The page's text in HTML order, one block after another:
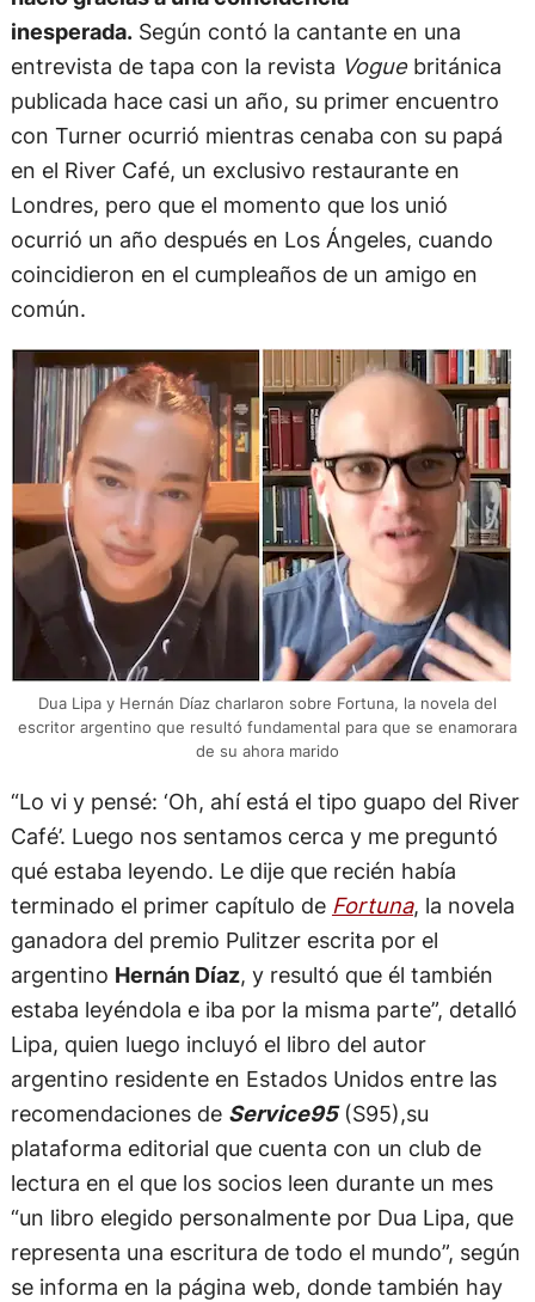
inesperada.Según contó la cantante en una
entrevista de tapa con la revista Voguebritánica
publicada hace casi un año, su primer encuentro
con Turner ocurrió mientras cenaba con su papá
en el River Café, un exclusivo restaurante en
Londres, pero que el momento que los unió
ocurrió un año después en Los Ángeles, cuando
coincidieron en el cumpleaños de un amigo en
común.
Dua Lipa y Hernán Díaz charlaron sobre Fortuna, la novela del
escritor argentino que resultó fundamental para que se enamorara
de su ahora marido
“Lo vi y pensé: ‘Oh, ahí está el tipo guapo del River
Café’. Luego nos sentamos cerca y me preguntó
qué estaba leyendo. Le dije que recién había
terminado el primer capítulo de Fortuna, la novela
ganadora del premio Pulitzer escrita por el
argentino Hernán Díaz, y resultó que él también
estaba leyéndola e iba por la misma parte”, detalló
Lipa, quien luego incluyó el libro del autor
argentino residente en Estados Unidos entre las
recomendaciones de Service95(S95),su
plataforma editorial que cuenta con un club de
lectura en el que los socios leen durante un mes
“un libro elegido personalmente por Dua Lipa, que
representa una escritura de todo el mundo”, según
se informa en la página web, donde también hay